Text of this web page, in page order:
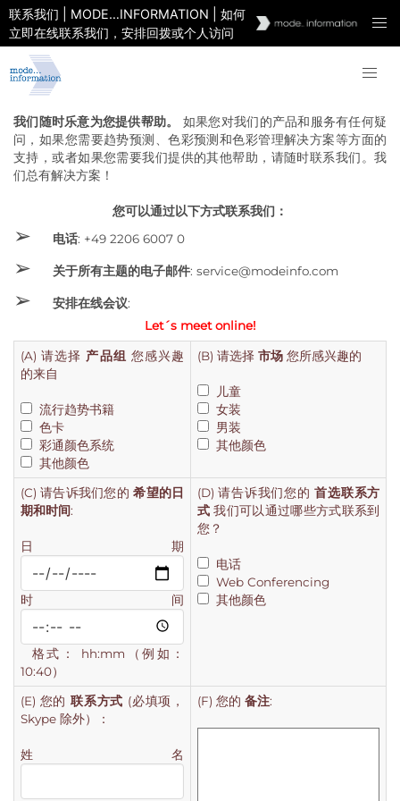
联系我们 | MODE…INFORMATION | 如何
立即在线联系我们，安排回拨或个人访问
我们随时乐意为您提供帮助。
如果您对我们的产品和服务有任何疑
问，如果您需要趋势预测、色彩预测和色彩管理解决方案等方面的
支持，或者如果您需要我们提供的其他帮助，请随时联系我们。我
们总有解决方案！
您可以通过以下方式联系我们：
➢ 电话: +49 2206 6007 0
➢ 关于所有主题的电子邮件: service@modeinfo.com
➢ 安排在线会议:
Let´s meet online!
(A) 请选择 产品组 您感兴趣
的来自
流行趋势书籍
色卡
彩通颜色系统
其他颜色
(B) 请选择 市场您所感兴趣的
儿童
女装
男装
其他颜色
(C) 请告诉我们您的希望的日
期和时间:
日期
时间
格式： hh:mm（例如：
10:40）
(D) 请告诉我们您的首选联系方
式 我们可以通过哪些方式联系到
您？
电话
Web Conferencing
其他颜色
(E) 您的 联系方式 (必填项，
Skype 除外）：
姓名
(F) 您的 备注: